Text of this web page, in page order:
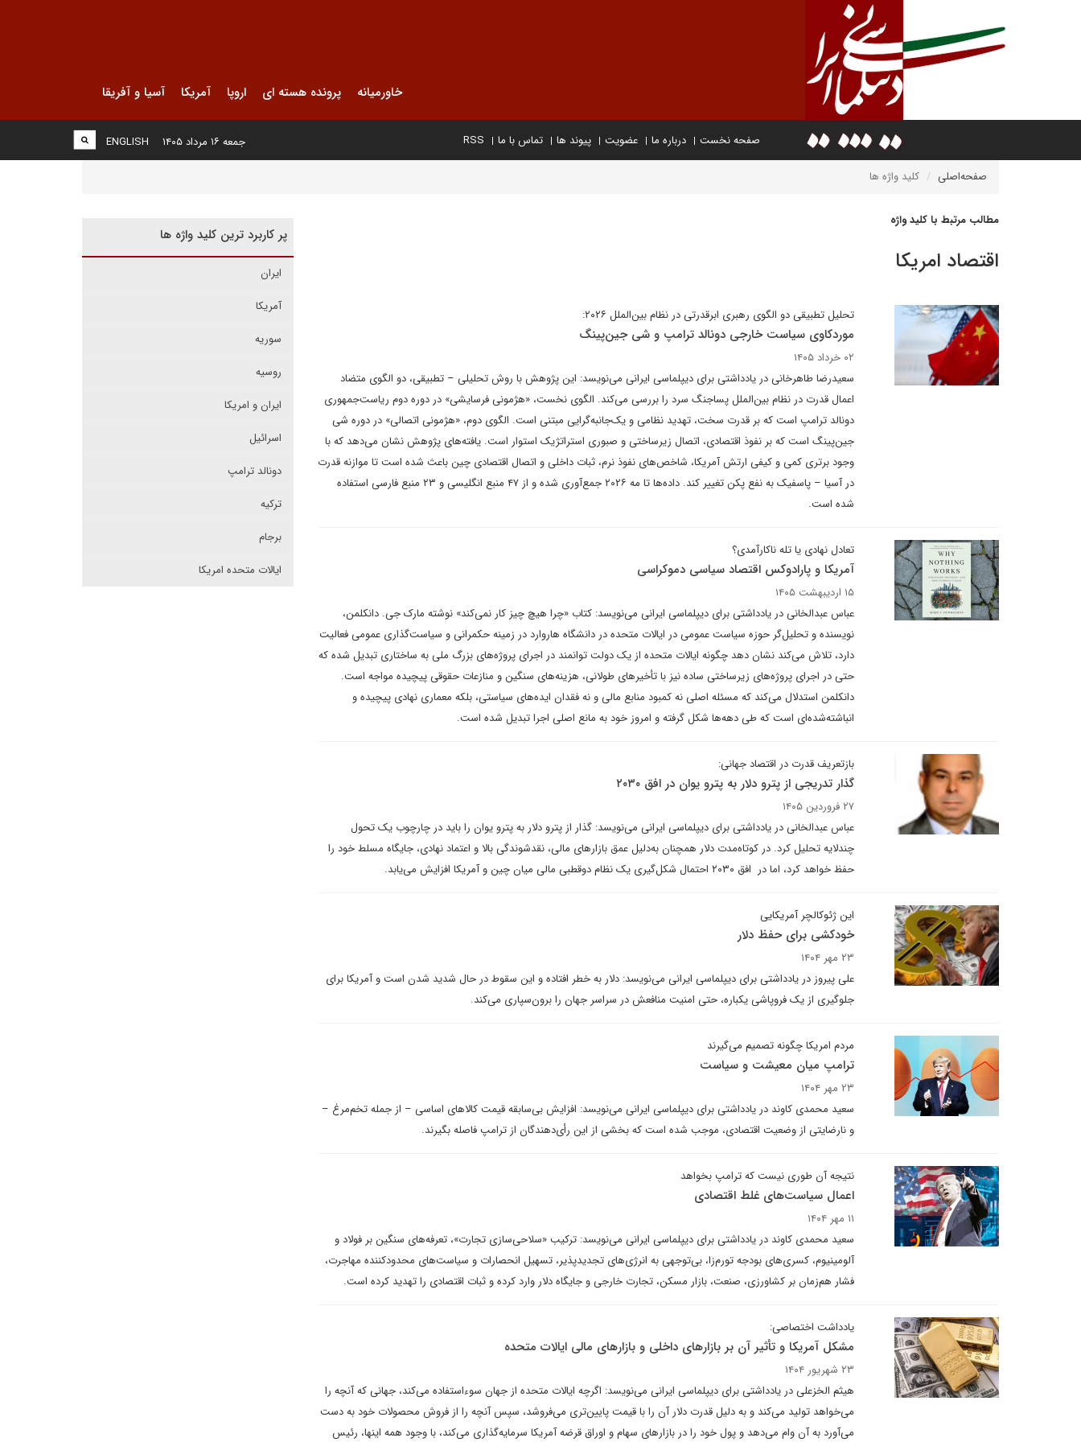
خاورمیانه پرونده هسته ای اروپا آمریکا آسیا و آفریقا
صفحه نخست درباره ما عضویت پیوند ها تماس با ما RSS
ENGLISH جمعه ۱۶ مرداد ۱۴۰۵
صفحه‌اصلی کلید واژه ها
مطالب مرتبط با کلید واژه
اقتصاد امریکا
تحلیل تطبیقی دو الگوی رهبری ابرقدرتی در نظام بین‌الملل ۲۰۲۶:
موردکاوی سیاست خارجی دونالد ترامپ و شی جین‌پینگ
۰۲ خرداد ۱۴۰۵
سعیدرضا طاهرخانی در یادداشتی برای دیپلماسی ایرانی می‌نویسد: این پژوهش با روش تحلیلی – تطبیقی، دو الگوی متضاد
اعمال قدرت در نظام بین‌الملل پساجنگ سرد را بررسی می‌کند. الگوی نخست، «هژمونی فرسایشی» در دوره دوم ریاست‌جمهوری
دونالد ترامپ است که بر قدرت سخت، تهدید نظامی و یک‌جانبه‌گرایی مبتنی است. الگوی دوم، «هژمونی اتصالی» در دوره شی
جین‌پینگ است که بر نفوذ اقتصادی، اتصال زیرساختی و صبوری استراتژیک استوار است. یافته‌های پژوهش نشان می‌دهد که با
وجود برتری کمی و کیفی ارتش آمریکا، شاخص‌های نفوذ نرم، ثبات داخلی و اتصال اقتصادی چین باعث شده است تا موازنه قدرت
در آسیا – پاسفیک به نفع پکن تغییر کند. داده‌ها تا مه ۲۰۲۶ جمع‌آوری شده و از ۴۷ منبع انگلیسی و ۲۳ منبع فارسی استفاده
شده است.
تعادل نهادی یا تله ناکارآمدی؟
آمریکا و پارادوکس اقتصاد سیاسی دموکراسی
۱۵ اردیبهشت ۱۴۰۵
عباس عبدالخانی در یادداشتی برای دیپلماسی ایرانی می‌نویسد: کتاب «چرا هیچ چیز کار نمی‌کند» نوشته مارک جی. دانکلمن،
نویسنده و تحلیل‌گر حوزه سیاست عمومی در ایالات متحده در دانشگاه هاروارد در زمینه حکمرانی و سیاست‌گذاری عمومی فعالیت
دارد، تلاش می‌کند نشان دهد چگونه ایالات متحده از یک دولت توانمند در اجرای پروژه‌های بزرگ ملی به ساختاری تبدیل شده که
حتی در اجرای پروژه‌های زیرساختی ساده نیز با تأخیرهای طولانی، هزینه‌های سنگین و منازعات حقوقی پیچیده مواجه است.
دانکلمن استدلال می‌کند که مسئله اصلی نه کمبود منابع مالی و نه فقدان ایده‌های سیاستی، بلکه معماری نهادی پیچیده و
انباشته‌شده‌ای است که طی دهه‌ها شکل گرفته و امروز خود به مانع اصلی اجرا تبدیل شده است.
بازتعریف قدرت در اقتصاد جهانی:
گذار تدریجی از پترو دلار به پترو یوان در افق ۲۰۳۰
۲۷ فروردین ۱۴۰۵
عباس عبدالخانی در یادداشتی برای دیپلماسی ایرانی می‌نویسد: گذار از پترو دلار به پترو یوان را باید در چارچوب یک تحول
چندلایه تحلیل کرد. در کوتاه‌مدت دلار همچنان به‌دلیل عمق بازارهای مالی، نقدشوندگی بالا و اعتماد نهادی، جایگاه مسلط خود را
حفظ خواهد کرد، اما در افق ۲۰۳۰ احتمال شکل‌گیری یک نظام دوقطبی مالی میان چین و آمریکا افزایش می‌یابد.
این ژئوکالچر آمریکایی
خودکشی برای حفظ دلار
۲۳ مهر ۱۴۰۴
علی پیروز در یادداشتی برای دیپلماسی ایرانی می‌نویسد: دلار به خطر افتاده و این سقوط در حال شدید شدن است و آمریکا برای
جلوگیری از یک فروپاشی یکباره، حتی امنیت منافعش در سراسر جهان را برون‌سپاری می‌کند.
مردم امریکا چگونه تصمیم می‌گیرند
ترامپ میان معیشت و سیاست
۲۳ مهر ۱۴۰۴
سعید محمدی کاوند در یادداشتی برای دیپلماسی ایرانی می‌نویسد: افزایش بی‌سابقه قیمت کالاهای اساسی – از جمله تخم‌مرغ –
و نارضایتی از وضعیت اقتصادی، موجب شده است که بخشی از این رأی‌دهندگان از ترامپ فاصله بگیرند.
نتیجه آن طوری نیست که ترامپ بخواهد
اعمال سیاست‌های غلط اقتصادی
۱۱ مهر ۱۴۰۴
سعید محمدی کاوند در یادداشتی برای دیپلماسی ایرانی می‌نویسد: ترکیب «سلاحی‌سازی تجارت»، تعرفه‌های سنگین بر فولاد و
آلومینیوم، کسری‌های بودجه تورم‌زا، بی‌توجهی به انرژی‌های تجدیدپذیر، تسهیل انحصارات و سیاست‌های محدودکننده مهاجرت،
فشار هم‌زمان بر کشاورزی، صنعت، بازار مسکن، تجارت خارجی و جایگاه دلار وارد کرده و ثبات اقتصادی را تهدید کرده است.
یادداشت اختصاصی:
مشکل آمریکا و تأثیر آن بر بازارهای داخلی و بازارهای مالی ایالات متحده
۲۳ شهریور ۱۴۰۴
هیثم الخزعلی در یادداشتی برای دیپلماسی ایرانی می‌نویسد: اگرچه ایالات متحده از جهان سوءاستفاده می‌کند، جهانی که آنچه را
می‌خواهد تولید می‌کند و به دلیل قدرت دلار آن را با قیمت پایین‌تری می‌فروشد، سپس آنچه را از فروش محصولات خود به دست
می‌آورد به آن وام می‌دهد و پول خود را در بازارهای سهام و اوراق قرضه آمریکا سرمایه‌گذاری می‌کند، با وجود همه اینها، رئیس
پر کاربرد ترین کلید واژه ها
ایران
آمریکا
سوریه
روسیه
ایران و امریکا
اسرائیل
دونالد ترامپ
ترکیه
برجام
ایالات متحده امریکا